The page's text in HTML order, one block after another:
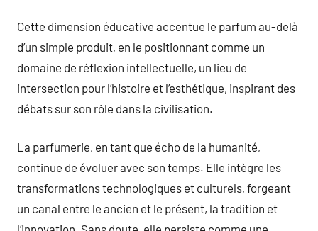
Cette dimension éducative accentue le parfum au-delà
d’un simple produit, en le positionnant comme un
domaine de réflexion intellectuelle, un lieu de
intersection pour l’histoire et l’esthétique, inspirant des
débats sur son rôle dans la civilisation.
La parfumerie, en tant que écho de la humanité,
continue de évoluer avec son temps. Elle intègre les
transformations technologiques et culturels, forgeant
un canal entre le ancien et le présent, la tradition et